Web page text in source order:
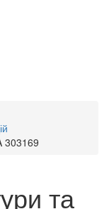
303169
та